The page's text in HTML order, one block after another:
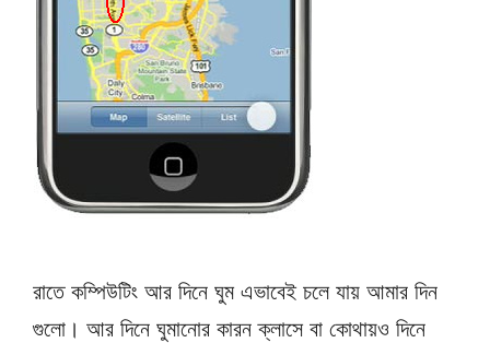
রাতে কম্পিউটিং আর দিনে ঘুম এভাবেই চলে যায় আমার দিন
গুলো। আর দিনে ঘুমানোর কারন ক্লাসে বা কোথায়ও দিনে